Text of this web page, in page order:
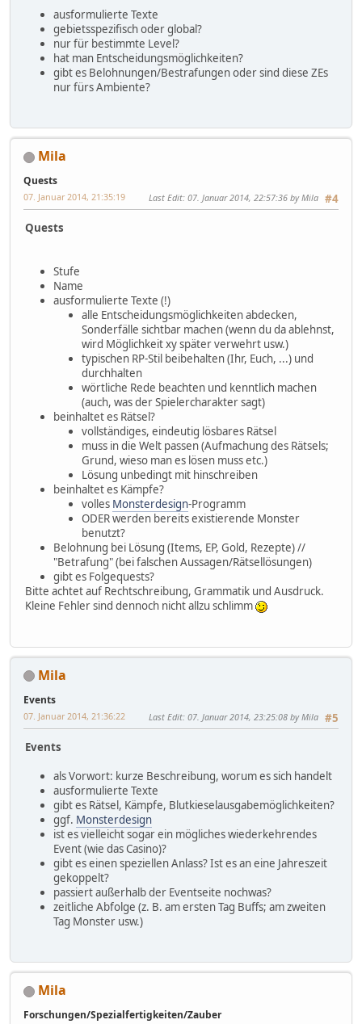
ausformulierte Texte
gebietsspezifisch oder global?
nur für bestimmte Level?
hat man Entscheidungsmöglichkeiten?
gibt es Belohnungen/Bestrafungen oder sind diese ZEs
nur fürs Ambiente?
Mila
Quests
#4
07. Januar 2014, 21:35:19 Last Edit: 07. Januar 2014, 22:57:36 by Mila
Quests
Stufe
Name
ausformulierte Texte (!)
alle Entscheidungsmöglichkeiten abdecken,
Sonderfälle sichtbar machen (wenn du da ablehnst,
wird Möglichkeit xy später verwehrt usw.)
typischen RP-Stil beibehalten (Ihr, Euch, ...) und
durchhalten
wörtliche Rede beachten und kenntlich machen
(auch, was der Spielercharakter sagt)
beinhaltet es Rätsel?
vollständiges, eindeutig lösbares Rätsel
muss in die Welt passen (Aufmachung des Rätsels;
Grund, wieso man es lösen muss etc.)
Lösung unbedingt mit hinschreiben
beinhaltet es Kämpfe?
volles Monsterdesign-Programm
ODER werden bereits existierende Monster
benutzt?
Belohnung bei Lösung (Items, EP, Gold, Rezepte) //
"Betrafung" (bei falschen Aussagen/Rätsellösungen)
gibt es Folgequests?
Bitte achtet auf Rechtschreibung, Grammatik und Ausdruck.
Kleine Fehler sind dennoch nicht allzu schlimm
Mila
Events
#5
07. Januar 2014, 21:36:22 Last Edit: 07. Januar 2014, 23:25:08 by Mila
Events
als Vorwort: kurze Beschreibung, worum es sich handelt
ausformulierte Texte
gibt es Rätsel, Kämpfe, Blutkieselausgabemöglichkeiten?
ggf. Monsterdesign
ist es vielleicht sogar ein mögliches wiederkehrendes
Event (wie das Casino)?
gibt es einen speziellen Anlass? Ist es an eine Jahreszeit
gekoppelt?
passiert außerhalb der Eventseite nochwas?
zeitliche Abfolge (z. B. am ersten Tag Buffs; am zweiten
Tag Monster usw.)
Mila
Forschungen/Spezialfertigkeiten/Zauber